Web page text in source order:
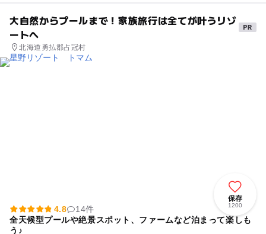
大自然からプールまで！家族旅行は全てが叶うリゾ
ートへ
北海道勇払郡占冠村
保存
1200
4.8
14件
全天候型プールや絶景スポット、ファームなど泊まって楽しも
う♪